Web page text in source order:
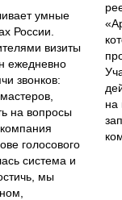
умные
России.
визиты
ежедневно
звонков:
на вопросы
голосового
система и
мы
на